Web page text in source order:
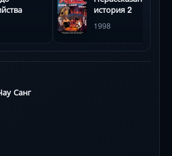
любопытных.
история 2
1998
Санг